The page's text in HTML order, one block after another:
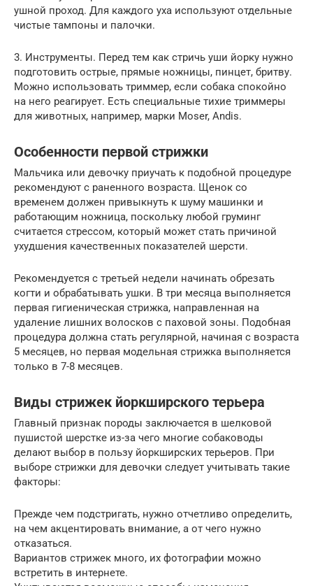
ушной проход. Для каждого уха используют отдельные
чистые тампоны и палочки.
3. Инструменты. Перед тем как стричь уши йорку нужно
подготовить острые, прямые ножницы, пинцет, бритву.
Можно использовать триммер, если собака спокойно
на него реагирует. Есть специальные тихие триммеры
для животных, например, марки Moser, Andis.
Особенности первой стрижки
Мальчика или девочку приучать к подобной процедуре
рекомендуют с раненного возраста. Щенок со
временем должен привыкнуть к шуму машинки и
работающим ножница, поскольку любой груминг
считается стрессом, который может стать причиной
ухудшения качественных показателей шерсти.
Рекомендуется с третьей недели начинать обрезать
когти и обрабатывать ушки. В три месяца выполняется
первая гигиеническая стрижка, направленная на
удаление лишних волосков с паховой зоны. Подобная
процедура должна стать регулярной, начиная с возраста
5 месяцев, но первая модельная стрижка выполняется
только в 7-8 месяцев.
Виды стрижек йоркширского терьера
Главный признак породы заключается в шелковой
пушистой шерстке из-за чего многие собаководы
делают выбор в пользу йоркширских терьеров. При
выборе стрижки для девочки следует учитывать такие
факторы:
Прежде чем подстригать, нужно отчетливо определить,
на чем акцентировать внимание, а от чего нужно
отказаться.
Вариантов стрижек много, их фотографии можно
встретить в интернете.